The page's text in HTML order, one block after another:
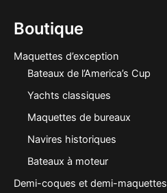
Boutique
Maquettes d’exception
Bateaux de l’America’s Cup
Yachts classiques
Maquettes de bureaux
Navires historiques
Bateaux à moteur
Demi-coques et demi-maquettes